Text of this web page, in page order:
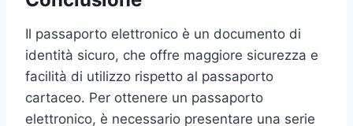
Il passaporto elettronico è un documento di
identità sicuro, che offre maggiore sicurezza e
facilità di utilizzo rispetto al passaporto
cartaceo. Per ottenere un passaporto
elettronico, è necessario presentare una serie